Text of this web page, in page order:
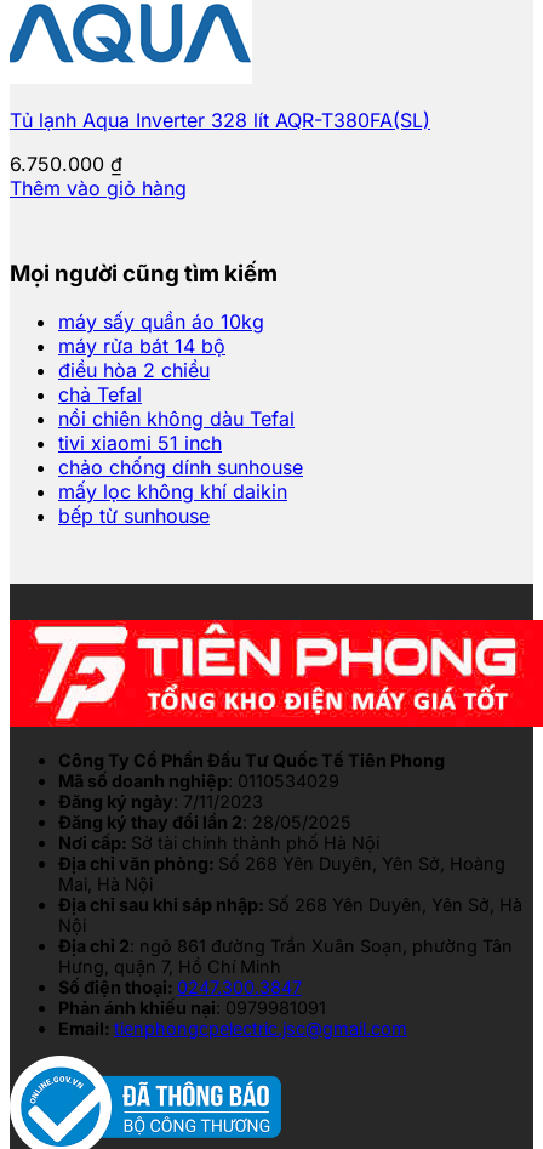
Tủ lạnh Aqua Inverter 328 lít AQR-T380FA(SL)
6.750.000 ₫
Thêm vào giỏ hàng
Mọi người cũng tìm kiếm
máy sấy quần áo 10kg
máy rửa bát 14 bộ
điều hòa 2 chiều
chả Tefal
nồi chiên không dàu Tefal
tivi xiaomi 51 inch
chảo chống dính sunhouse
mấy lọc không khí daikin
bếp từ sunhouse
Công Ty Cổ Phần Đầu Tư Quốc Tế Tiên Phong
Mã số doanh nghiệp: 0110534029
Đăng ký ngày: 7/11/2023
Đăng ký thay đổi lần 2: 28/05/2025
Nơi cấp: Sở tài chính thành phố Hà Nội
Địa chỉ văn phòng: Số 268 Yên Duyên, Yên Sở, Hoàng
Mai, Hà Nội
Địa chỉ sau khi sáp nhập: Số 268 Yên Duyên, Yên Sở, Hà
Nội
Địa chỉ 2: ngõ 861 đường Trần Xuân Soạn, phường Tân
Hưng, quận 7, Hồ Chí Minh
Số điện thoại: 0247.300.3847
Phản ánh khiếu nại: 0979981091
Email: tienphongcpelectric.jsc@gmail.com